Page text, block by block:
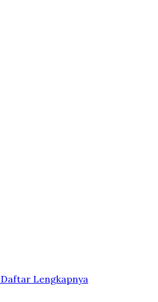
Lengkapnya